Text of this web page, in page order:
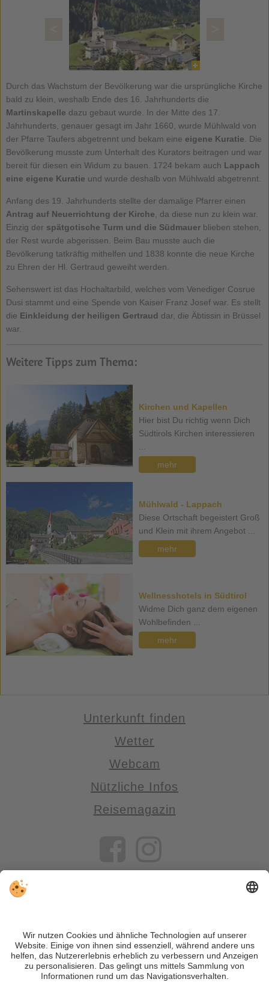
Durch das Wachstum der Bevölkerung war die ursprüngliche Kirche
bald zu klein, weshalb Ende des 16. Jahrhunderts die
Martinskapelle dazu gebaut wurde. In der Mitte des 17.
Jahrhunderts, genauer gesagt im Jahr 1660, wurde Mühlwald von
der Pfarre Taufers abgetrennt und bekam eine eigene Kuratie . Die
Bevölkerung musste zum Unterhalt des Kurators beitragen und war
bereit für diesen ein Widum zu bauen. 1724 bekam auch Lappach
eine eigene Kuratie und wurde deshalb von Mühlwald abgetrennt.
Anfang des 19. Jahrhunderts stellte der damalige Pfarrer einen
Antrag auf Neuerrichtung der Kirche , da diese nun zu klein war.
Einzig der spätgotische Turm und die Südmauerblieben stehen,
der Rest wurde abgerissen. Beim Bau musste auch die
Bevölkerung tatkräftig mithelfen und 1838 konnte die neue Kirche
zu Ehren der Hl. Gertraud geweiht werden.
Sehenswert ist das Hochaltarbild, welches vom Venediger Cosrue
Dusi stammt und eine Spende von Kaiser Franz Josef war. Es stellt
die Einkleidung der heiligen Gertraud dar, die Äbtissin in Brüssel
war.
Weitere Tipps zum Thema:
Kirchen und Kapellen
Hier bist Du richtig wenn Dich
Südtirols Kirchen interessieren
mehr
Mühlwald - Lappach
Diese Ortschaft begeistert Groß
und Klein mit ihrem Angebot ...
mehr
Wellnesshotels in Südtirol
Widme Dich ganz dem eigenen
Wohlbefinden ...
mehr
Unterkunft finden
Wetter
Webcam
Nützliche Infos
Reisemagazin
VIVOSüdtirol ist das Reiseportal für alle, die Südtirol nicht nur
besuchen, sondern wirklich erleben wollen – inklusive Tipps,
tollen Unterkünften und Angeboten.